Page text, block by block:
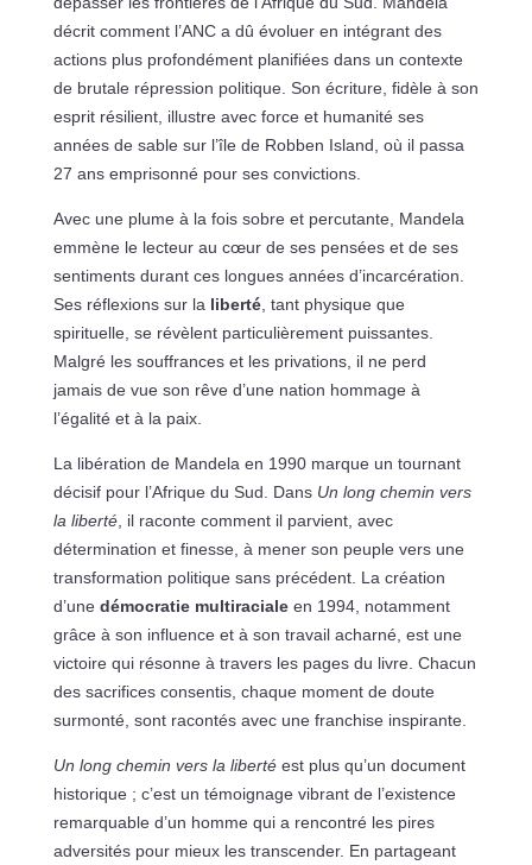
décrit comment l’ANC a dû évoluer en intégrant des
actions plus profondément planifiées dans un contexte
de brutale répression politique. Son écriture, fidèle à son
esprit résilient, illustre avec force et humanité ses
années de sable sur l’île de Robben Island, où il passa
27 ans emprisonné pour ses convictions.
Avec une plume à la fois sobre et percutante, Mandela
emmène le lecteur au cœur de ses pensées et de ses
sentiments durant ces longues années d’incarcération.
Ses réflexions sur la liberté, tant physique que
spirituelle, se révèlent particulièrement puissantes.
Malgré les souffrances et les privations, il ne perd
jamais de vue son rêve d’une nation hommage à
l’égalité et à la paix.
La libération de Mandela en 1990 marque un tournant
décisif pour l’Afrique du Sud. Dans Un long chemin vers
la liberté, il raconte comment il parvient, avec
détermination et finesse, à mener son peuple vers une
transformation politique sans précédent. La création
d’une démocratie multiracialeen 1994, notamment
grâce à son influence et à son travail acharné, est une
victoire qui résonne à travers les pages du livre. Chacun
des sacrifices consentis, chaque moment de doute
surmonté, sont racontés avec une franchise inspirante.
Un long chemin vers la libertéest plus qu’un document
historique ; c’est un témoignage vibrant de l’existence
remarquable d’un homme qui a rencontré les pires
adversités pour mieux les transcender. En partageant